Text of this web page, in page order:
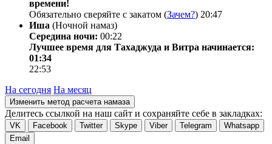
времени!
Обязательно сверяйте с закатом (Зачем?) 20:47
Иша (Ночной намаз)
Середина ночи: 00:22
Лучшее время для Тахаджуда и Витра начинается:
01:34
22:53
На сегодня На месяц
Изменить метод расчета намаза
Делитесь ссылкой на наш сайт и сохраняйте себе в закладках:
VK Facebook Twitter Skype Viber Telegram
Whatsapp
Email